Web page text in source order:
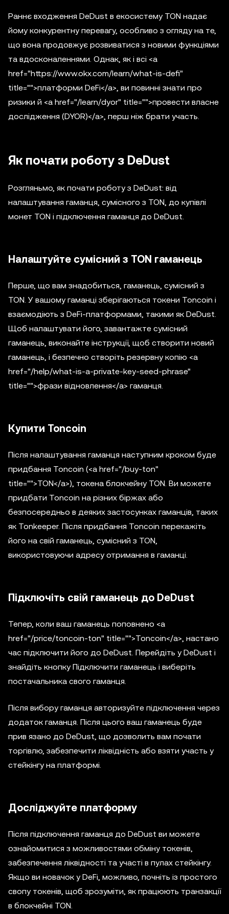
Раннє входження DeDust в екосистему TON надає
йому конкурентну перевагу, особливо з огляду на те,
що вона продовжує розвиватися з новими функціями
та вдосконаленнями. Однак, як і всі <a
href="https://www.okx.com/learn/what-is-defi"
title="">платформи DeFi</a>, ви повинні знати про
ризики й <a href="/learn/dyor" title="">провести власне
дослідження (DYOR)</a>, перш ніж брати участь.
Як почати роботу з DeDust
Розгляньмо, як почати роботу з DeDust: від
налаштування гаманця, сумісного з TON, до купівлі
монет TON і підключення гаманця до DeDust.
Налаштуйте сумісний з TON гаманець
Перше, що вам знадобиться, гаманець, сумісний з
TON. У вашому гаманці зберігаються токени Toncoin і
взаємодіють з DeFi-платформами, такими як DeDust.
Щоб налаштувати його, завантажте сумісний
гаманець, виконайте інструкції, щоб створити новий
гаманець, і безпечно створіть резервну копію <a
href="/help/what-is-a-private-key-seed-phrase"
title="">фрази відновлення</a> гаманця.
Купити Toncoin
Після налаштування гаманця наступним кроком буде
придбання Toncoin (<a href="/buy-ton"
title="">TON</a>), токена блокчейну TON. Ви можете
придбати Toncoin на різних біржах або
безпосередньо в деяких застосунках гаманців, таких
як Tonkeeper. Після придбання Toncoin перекажіть
його на свій гаманець, сумісний з TON,
використовуючи адресу отримання в гаманці.
Підключіть свій гаманець до DeDust
Тепер, коли ваш гаманець поповнено <a
href="/price/toncoin-ton" title="">Toncoin</a>, настано
час підключити його до DeDust. Перейдіть у DeDust і
знайдіть кнопку Підключити гаманець і виберіть
постачальника свого гаманця.
Після вибору гаманця авторизуйте підключення через
додаток гаманця. Після цього ваш гаманець буде
прив язано до DeDust, що дозволить вам почати
торгівлю, забезпечити ліквідність або взяти участь у
стейкінгу на платформі.
Досліджуйте платформу
Після підключення гаманця до DeDust ви можете
ознайомитися з можливостями обміну токенів,
забезпечення ліквідності та участі в пулах стейкінгу.
Якщо ви новачок у DeFi, можливо, почніть із простого
свопу токенів, щоб зрозуміти, як працюють транзакції
в блокчейні TON.